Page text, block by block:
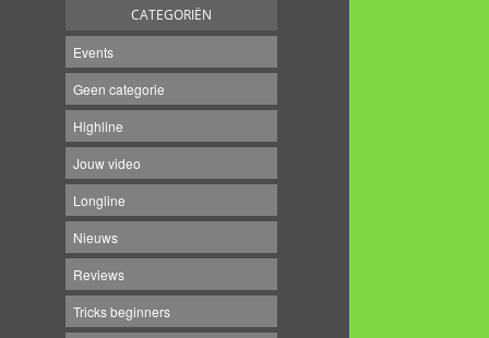
CATEGORIËN
Events
Geen categorie
Highline
Jouw video
Longline
Nieuws
Reviews
Tricks beginners